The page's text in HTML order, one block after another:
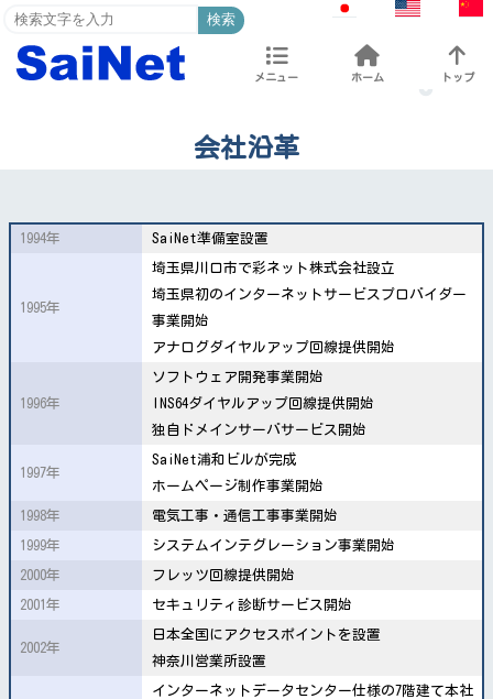
検索
メニュー ホーム トップ
会社沿革
1994年 SaiNet準備室設置
1995年
埼玉県川口市で彩ネット株式会社設立
埼玉県初のインターネットサービスプロバイダー
事業開始
アナログダイヤルアップ回線提供開始
1996年
ソフトウェア開発事業開始
INS64ダイヤルアップ回線提供開始
独自ドメインサーバサービス開始
1997年
SaiNet浦和ビルが完成
ホームページ制作事業開始
1998年 電気工事・通信工事事業開始
1999年 システムインテグレーション事業開始
2000年 フレッツ回線提供開始
2001年 セキュリティ診断サービス開始
2002年
日本全国にアクセスポイントを設置
神奈川営業所設置
インターネットデータセンター仕様の7階建て本社